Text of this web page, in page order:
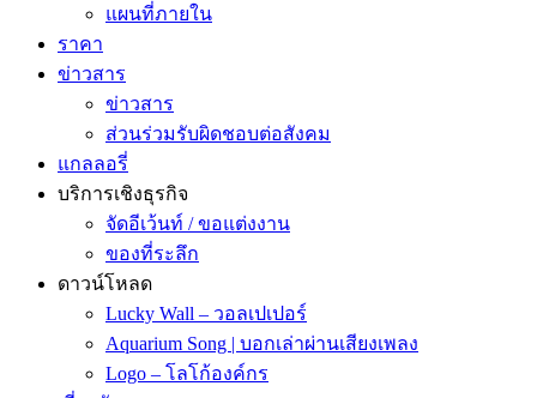
แผนที่ภายใน
ราคา
ข่าวสาร
ข่าวสาร
ส่วนร่วมรับผิดชอบต่อสังคม
แกลลอรี่
บริการเชิงธุรกิจ
จัดอีเว้นท์ / ขอแต่งงาน
ของที่ระลึก
ดาวน์โหลด
Lucky Wall – วอลเปเปอร์
Aquarium Song | บอกเล่าผ่านเสียงเพลง
Logo – โลโก้องค์กร